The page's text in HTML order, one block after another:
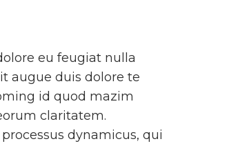
eu feugiat nulla
augue duis dolore te
id quod mazim
claritatem.
dynamicus, qui